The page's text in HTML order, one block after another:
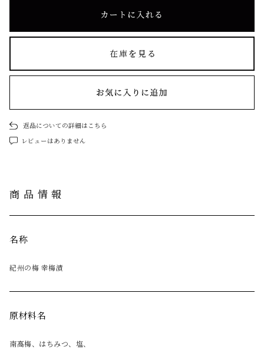
返品についての詳細はこちら
レビューはありません
商品情報
名称
紀州の梅 幸梅漬
原材料名
南高梅、はちみつ、塩、